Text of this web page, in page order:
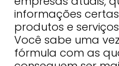
informações
produtos e
Você sabe uma
fórmula com as